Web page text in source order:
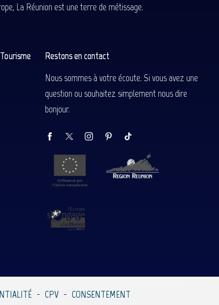
La Réunion est une terre de métissage.
Restons en contact
Nous sommes à votre écoute. Si vous avez une
question ou souhaitez simplement nous dire
bonjour.
CPV CONSENTEMENT